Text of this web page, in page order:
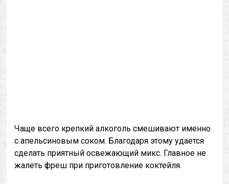
Чаще всего крепкий алкоголь смешивают именно
с апельсиновым соком. Благодаря этому удается
сделать приятный освежающий микс. Главное не
жалеть фреш при приготовление коктейля.